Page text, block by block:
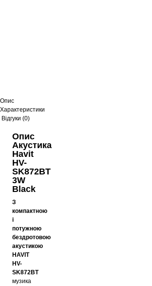
Опис
Характеристики
Відгуки (0)
Опис
Акустика
Havit
HV-
SK872BT
3W
Black
З
компактною
і
потужною
бездротовою
акустикою
HAVIT
HV-
SK872BT
музика